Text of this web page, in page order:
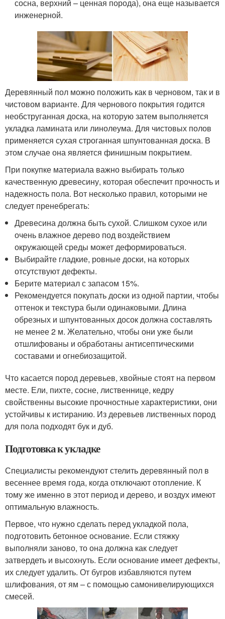
сосна, верхний – ценная порода), она еще называется
инженерной.
Деревянный пол можно положить как в черновом, так и в
чистовом варианте. Для чернового покрытия годится
необструганная доска, на которую затем выполняется
укладка ламината или линолеума. Для чистовых полов
применяется сухая строганная шпунтованная доска. В
этом случае она является финишным покрытием.
При покупке материала важно выбирать только
качественную древесину, которая обеспечит прочность и
надежность пола. Вот несколько правил, которыми не
следует пренебрегать:
Древесина должна быть сухой. Слишком сухое или
очень влажное дерево под воздействием
окружающей среды может деформироваться.
Выбирайте гладкие, ровные доски, на которых
отсутствуют дефекты.
Берите материал с запасом 15%.
Рекомендуется покупать доски из одной партии, чтобы
оттенок и текстура были одинаковыми. Длина
обрезных и шпунтованных досок должна составлять
не менее 2 м. Желательно, чтобы они уже были
отшлифованы и обработаны антисептическими
составами и огнебиозащитой.
Что касается пород деревьев, хвойные стоят на первом
месте. Ели, пихте, сосне, лиственнице, кедру
свойственны высокие прочностные характеристики, они
устойчивы к истиранию. Из деревьев лиственных пород
для пола подходят бук и дуб.
Подготовка к укладке
Специалисты рекомендуют стелить деревянный пол в
весеннее время года, когда отключают отопление. К
тому же именно в этот период и дерево, и воздух имеют
оптимальную влажность.
Первое, что нужно сделать перед укладкой пола,
подготовить бетонное основание. Если стяжку
выполняли заново, то она должна как следует
затвердеть и высохнуть. Если основание имеет дефекты,
их следует удалить. От бугров избавляются путем
шлифования, от ям – с помощью самонивелирующихся
смесей.